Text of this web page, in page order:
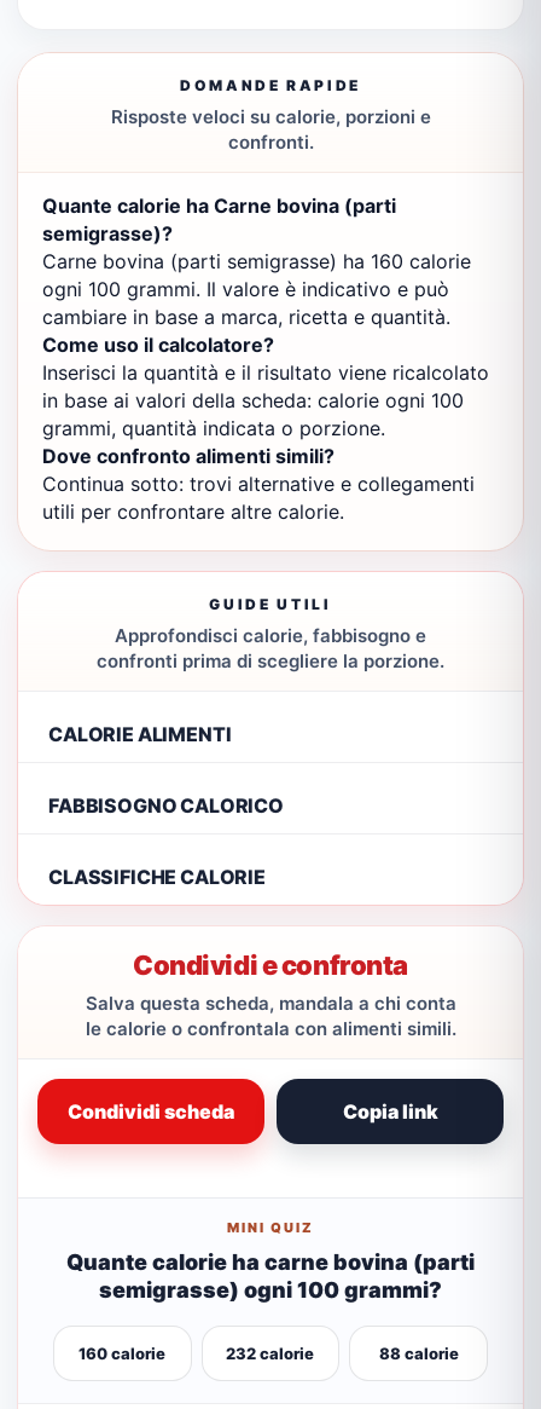
DOMANDE RAPIDE
Risposte veloci su calorie, porzioni e
confronti.
Quante calorie ha Carne bovina (parti
semigrasse)?
Carne bovina (parti semigrasse) ha 160 calorie
ogni 100 grammi. Il valore è indicativo e può
cambiare in base a marca, ricetta e quantità.
Come uso il calcolatore?
Inserisci la quantità e il risultato viene ricalcolato
in base ai valori della scheda: calorie ogni 100
grammi, quantità indicata o porzione.
Dove confronto alimenti simili?
Continua sotto: trovi alternative e collegamenti
utili per confrontare altre calorie.
GUIDE UTILI
Approfondisci calorie, fabbisogno e
confronti prima di scegliere la porzione.
CALORIE ALIMENTI
FABBISOGNO CALORICO
CLASSIFICHE CALORIE
Condividi e confronta
Salva questa scheda, mandala a chi conta
le calorie o confrontala con alimenti simili.
Condividi scheda Copia link
MINI QUIZ
Quante calorie ha carne bovina (parti
semigrasse) ogni 100 grammi?
160 calorie 232 calorie 88 calorie